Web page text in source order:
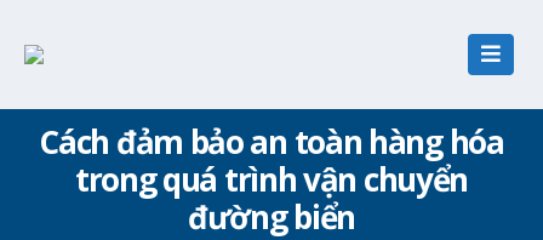
Cách đảm bảo an toàn hàng hóa
trong quá trình vận chuyển
đường biển